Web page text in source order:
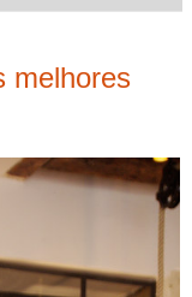
melhores